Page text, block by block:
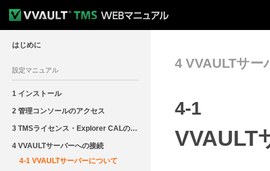
はじめに
設定マニュアル
1 インストール
2 管理コンソールのアクセス
3 TMSライセンス・Explorer CALの登録
4 VVAULTサーバーへの接続
4-1 VVAULTサーバーについて
4 VVAULTサー
4-1
VVAULT